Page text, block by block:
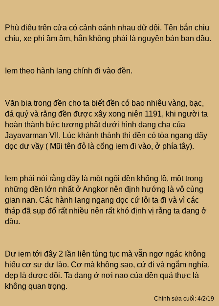
Phù điêu trên cửa có cảnh oánh nhau dữ dội. Tên bắn chiu
chíu, xe phi ầm ầm, hẳn không phải là nguyên bản ban đầu.
Iem theo hành lang chính đi vào đền.
Văn bia trong đền cho ta biết đền có bao nhiêu vàng, bạc,
đá quý và rằng đền được xây xong niên 1191, khi người ta
hoàn thành bức tượng phật dưới hình dạng cha của
Jayavarman VII. Lúc khánh thành thì đền có tòa ngang dãy
dọc dư vầy ( Mũi tên đỏ là cổng iem đi vào, ở phía tây).
Iem phải nói rằng đây là một ngôi đền khổng lồ, một trong
những đền lớn nhất ở Angkor nên định hướng là vô cùng
gian nan. Các hành lang ngang dọc cứ lôi ta đi và vì các
tháp đã sụp đổ rất nhiều nên rất khó định vị rằng ta đang ở
đâu.
Dư iem tới đây 2 lần liên tùng tục mà vẫn ngơ ngác không
hiểu cơ sự dư lào. Cơ mà không sao, cứ đi và ngắm nghía,
đẹp là được dồi. Ta đang ở nơi nao của đền quả thực là
không quan trọng.
Chỉnh sửa cuối: 4/2/19